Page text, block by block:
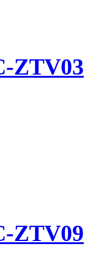
ZTV03
ZTV09